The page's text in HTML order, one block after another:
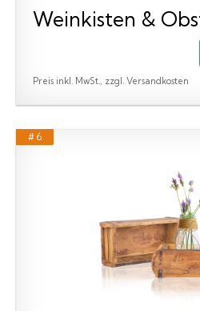
Weinkisten &
Preis inkl. MwSt., zzgl. Versandkosten
# 6